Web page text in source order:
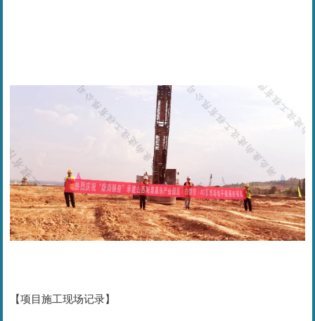
【项目施工现场记录】